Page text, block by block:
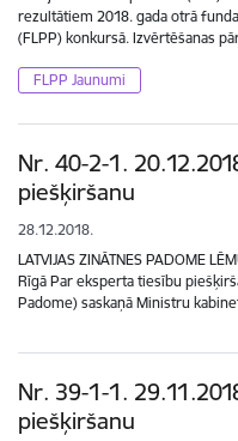
rezultātiem 2018. gada otrā
(FLPP) konkursā. Izvērtēšanas
FLPP Jaunumi
Nr. 40-2-1.
piešķiršanu
28.12.2018.
LATVIJAS ZINĀTNES PADOME
Rīgā Par eksperta tiesību
Padome) saskaņā Ministru
Nr. 39-1-1.
piešķiršanu